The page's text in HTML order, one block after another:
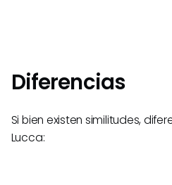
Diferencias
Si bien existen similitudes,
Lucca: